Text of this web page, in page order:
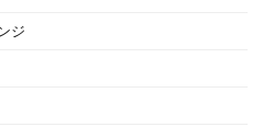
ジ